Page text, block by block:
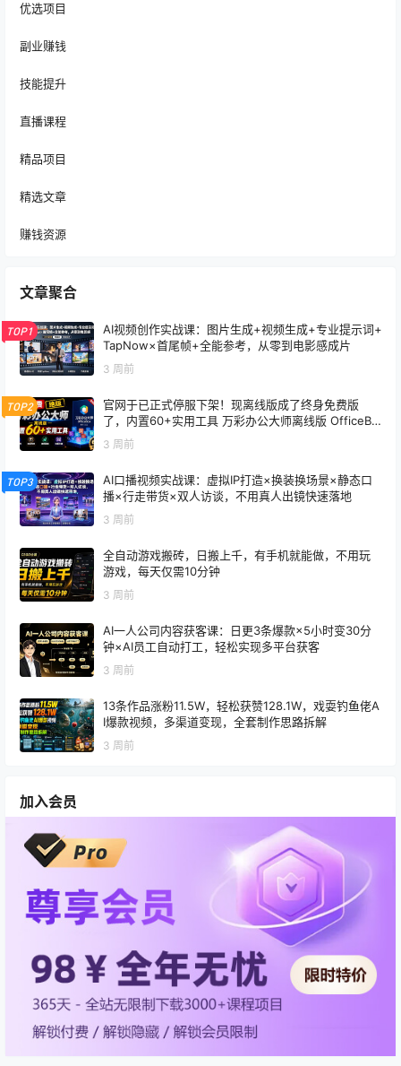
优选项目
副业赚钱
技能提升
直播课程
精品项目
精选文章
赚钱资源
文章聚合
TOP1
AI视频创作实战课：图片生成+视频生成+专业提示词+
TapNow×首尾帧+全能参考，从零到电影感成片
3 周前
TOP2
官网于已正式停服下架！现离线版成了终身免费版
了，内置60+实用工具 万彩办公大师离线版 OfficeBo
3 周前
TOP3
AI口播视频实战课：虚拟IP打造×换装换场景×静态口
播×行走带货×双人访谈，不用真人出镜快速落地
3 周前
全自动游戏搬砖，日搬上千，有手机就能做，不用玩
游戏，每天仅需10分钟
3 周前
AI一人公司内容获客课：日更3条爆款×5小时变30分
钟×AI员工自动打工，轻松实现多平台获客
3 周前
13条作品涨粉11.5W，轻松获赞128.1W，戏耍钓鱼佬A
I爆款视频，多渠道变现，全套制作思路拆解
3 周前
加入会员